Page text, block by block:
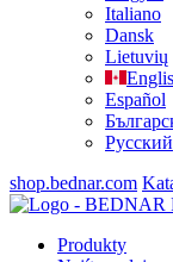
Italiano
Dansk
Lietuvių
Español
Русский
shop.bednar.com
Produkty